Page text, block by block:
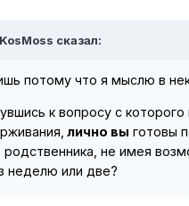
сказал:
потому что я мыслю в
к вопросу с которого
лично вы готовы
не имея
неделю или две?